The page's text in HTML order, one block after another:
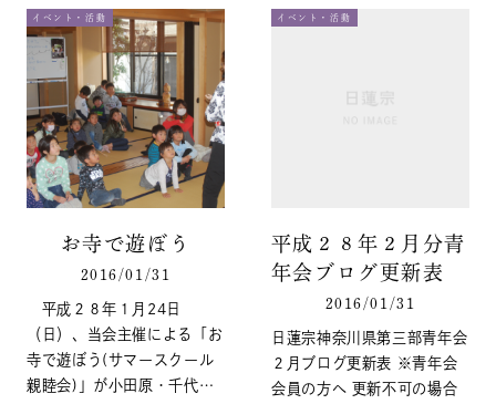
イベント・活動
お寺で遊ぼう
2016/01/31
平成２８年１月24日
（日）、当会主催による「お
寺で遊ぼう(サマースクール
親睦会)」が小田原・千代…
イベント・活動
平成２８年２月分青
年会ブログ更新表
2016/01/31
日蓮宗神奈川県第三部青年会
２月ブログ更新表 ※青年会
会員の方へ 更新不可の場合